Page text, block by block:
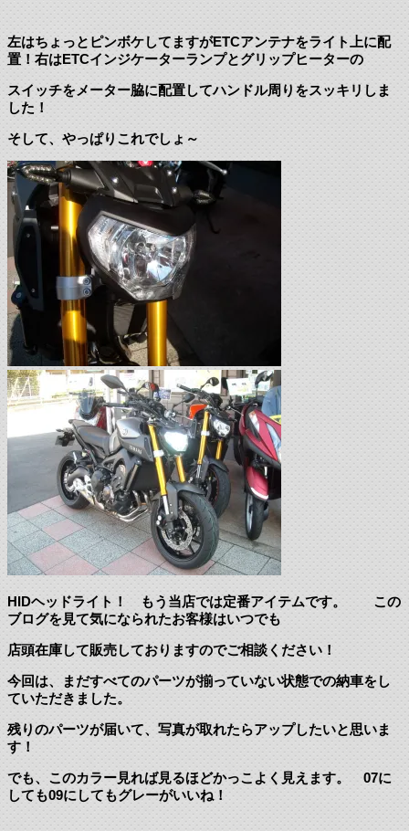
左はちょっとピンボケしてますがETCアンテナをライト上に配
置！右はETCインジケーターランプとグリップヒーターの
スイッチをメーター脇に配置してハンドル周りをスッキリしま
した！
そして、やっぱりこれでしょ～
HIDヘッドライト！ もう当店では定番アイテムです。 この
ブログを見て気になられたお客様はいつでも
店頭在庫して販売しておりますのでご相談ください！
今回は、まだすべてのパーツが揃っていない状態での納車をし
ていただきました。
残りのパーツが届いて、写真が取れたらアップしたいと思いま
す！
でも、このカラー見れば見るほどかっこよく見えます。 07に
しても09にしてもグレーがいいね！